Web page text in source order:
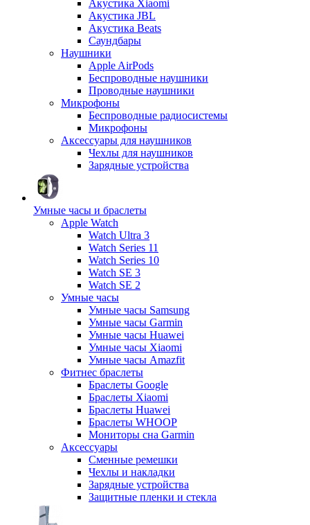
Акустика Xiaomi
Акустика JBL
Акустика Beats
Саундбары
Наушники
Apple AirPods
Беспроводные наушники
Проводные наушники
Микрофоны
Беспроводные радиосистемы
Микрофоны
Аксессуары для наушников
Чехлы для наушников
Зарядные устройства
Умные часы и браслеты
Apple Watch
Watch Ultra 3
Watch Series 11
Watch Series 10
Watch SE 3
Watch SE 2
Умные часы
Умные часы Samsung
Умные часы Garmin
Умные часы Huawei
Умные часы Xiaomi
Умные часы Amazfit
Фитнес браслеты
Браслеты Google
Браслеты Xiaomi
Браслеты Huawei
Браслеты WHOOP
Мониторы сна Garmin
Аксессуары
Сменные ремешки
Чехлы и накладки
Зарядные устройства
Защитные пленки и стекла